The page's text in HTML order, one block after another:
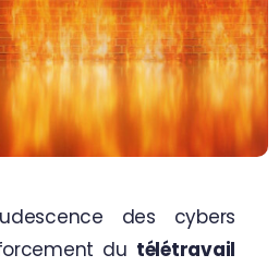
des cybers
du télétravail